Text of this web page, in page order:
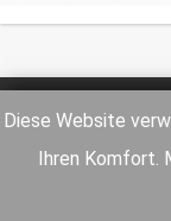
Diese Website
Ihren Komfort.